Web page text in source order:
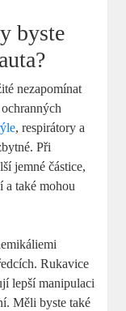
byste
nezapomínat
, respirátory a
Při
jemné částice,
a také mohou
Rukavice
lepší manipulaci
Měli byste také